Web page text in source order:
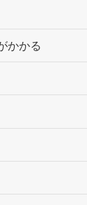
かかる